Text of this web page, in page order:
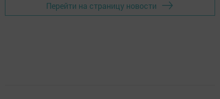
Перейти на страницу новости